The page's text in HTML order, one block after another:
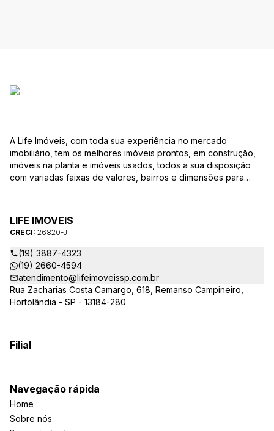
A Life Imóveis, com toda sua experiência no mercado
imobiliário, tem os melhores imóveis prontos, em construção,
imóveis na planta e imóveis usados, todos a sua disposição
com variadas faixas de valores, bairros e dimensões para
as suas dúvidas sobre casas, apartamentos, terrenos, salas
comerciais e outros produtos imobiliários.
LIFE IMOVEIS
CRECI: 26820-J
(19) 3887-4323
(19) 2660-4594
atendimento@lifeimoveissp.com.br
Rua Zacharias Costa Camargo, 618, Remanso Campineiro,
Hortolândia - SP - 13184-280
Filial
Navegação rápida
Home
Sobre nós